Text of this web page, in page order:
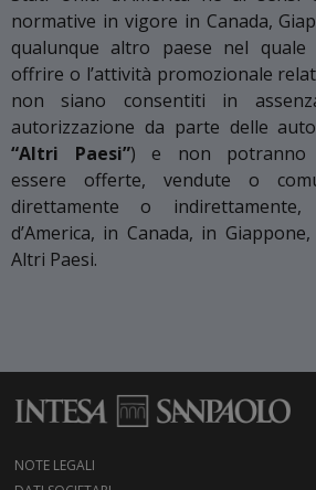
normative in vigore in Canada,
qualunque altro paese nel quale
offrire o l’attività promozionale
non siano consentiti in
autorizzazione da parte delle
“Altri Paesi”) e non potranno
essere offerte, vendute o
direttamente o
d’America, in Canada, in
Altri Paesi.
NOTE LEGALI